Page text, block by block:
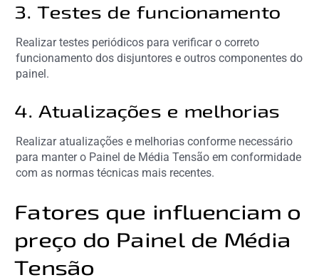
3. Testes de funcionamento
Realizar testes periódicos para verificar o correto
funcionamento dos disjuntores e outros componentes do
painel.
4. Atualizações e melhorias
Realizar atualizações e melhorias conforme necessário
para manter o Painel de Média Tensão em conformidade
com as normas técnicas mais recentes.
Fatores que influenciam o
preço do Painel de Média
Tensão